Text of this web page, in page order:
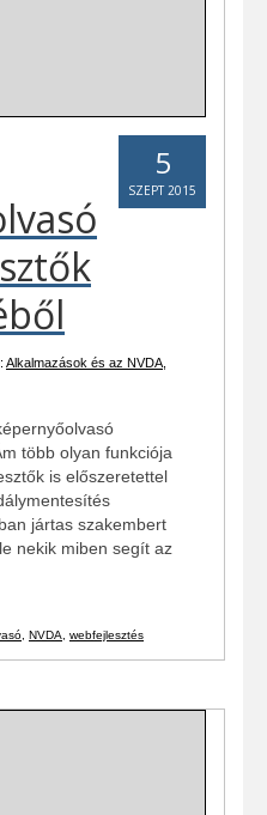
5
SZEPT 2015
Alkalmazások és az NVDA,
több olyan funkciója
is előszeretettel
jártas szakembert
nekik miben segít az
, NVDA, webfejlesztés